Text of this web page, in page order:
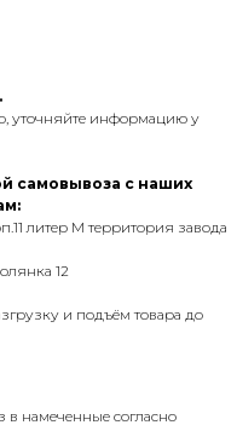
уточняйте информацию у
самовывоза с наших
литер М территория завода
12
и подъём товара до
в намеченные согласно